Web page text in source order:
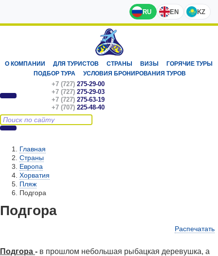
RU EN KZ
О КОМПАНИИ ДЛЯ ТУРИСТОВ СТРАНЫ ВИЗЫ
ГОРЯЧИЕ ТУРЫ
ПОДБОР ТУРА
УСЛОВИЯ БРОНИРОВАНИЯ ТУРОВ
+7 (727) 275-29-00
+7 (727) 275-29-03
+7 (727) 275-63-19
+7 (707) 225-48-40
Главная
Страны
Европа
Хорватия
Пляж
Подгора
Подгора
Распечатать
Подгора - в прошлом небольшая рыбацкая деревушка, а